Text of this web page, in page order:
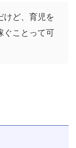
けど、育児を
ぐことって可